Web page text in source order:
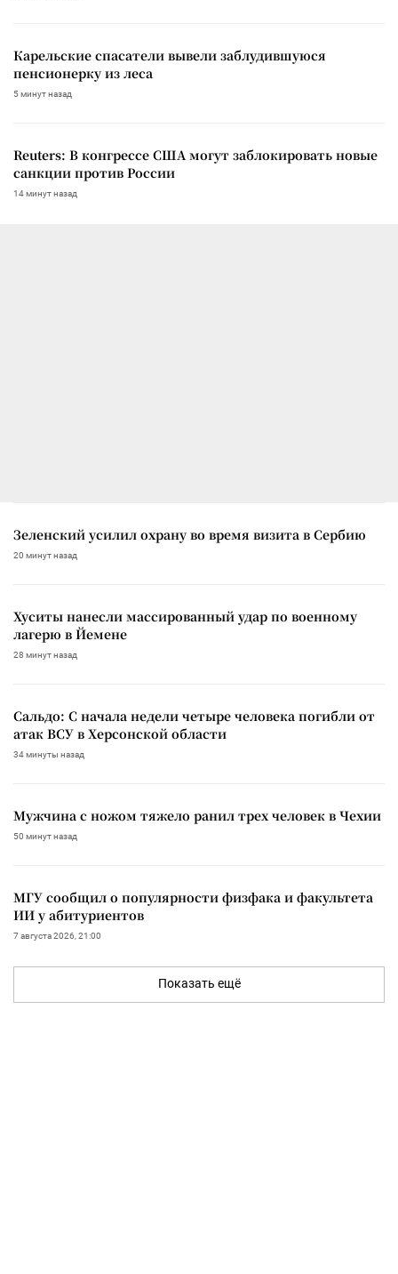
Карельские спасатели вывели заблудившуюся
пенсионерку из леса
5 минут назад
Reuters: В конгрессе США могут заблокировать новые
санкции против России
14 минут назад
Зеленский усилил охрану во время визита в Сербию
20 минут назад
Хуситы нанесли массированный удар по военному
лагерю в Йемене
28 минут назад
Сальдо: С начала недели четыре человека погибли от
атак ВСУ в Херсонской области
34 минуты назад
Мужчина с ножом тяжело ранил трех человек в Чехии
50 минут назад
МГУ сообщил о популярности физфака и факультета
ИИ у абитуриентов
7 августа 2026, 21:00
Показать ещё